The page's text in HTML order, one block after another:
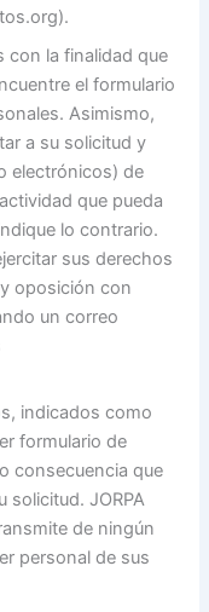
con la finalidad que
el formulario
Asimismo,
a su solicitud y
electrónicos) de
que pueda
lo contrario.
sus derechos
oposición con
un correo
indicados como
formulario de
consecuencia que
solicitud. JORPA
de ningún
personal de sus